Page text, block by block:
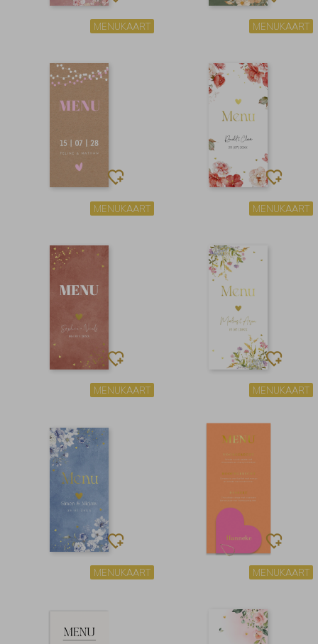
MENUKAART MENUKAART
MENUKAART MENUKAART
MENUKAART MENUKAART
MENUKAART MENUKAART